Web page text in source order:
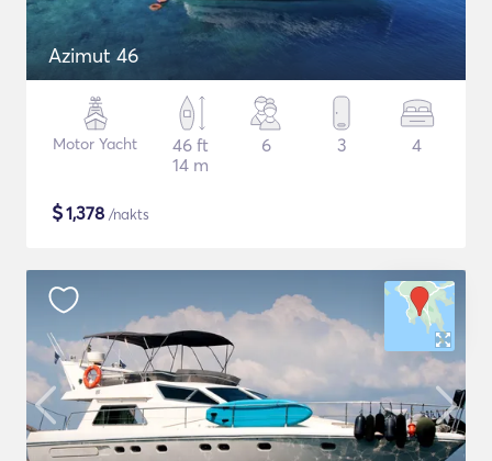
Azimut 46
Motor Yacht
46 ft
14 m
6 3 4
$1,378 /nakts